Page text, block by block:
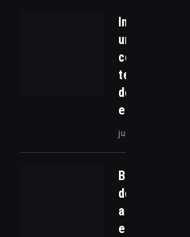
Infraestrutura
urbana avança
com novas
tecnologias
de eficiência
energética
julho 29, 2026
Brinde à
descoberta:
a arte de
escolher